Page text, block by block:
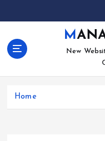
c
New
Home